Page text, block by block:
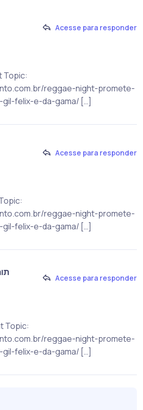
Acesse para responder
Topic:
reggae-night-promete-
felix-e-da-gama/ […]
Acesse para responder
reggae-night-promete-
felix-e-da-gama/ […]
Acesse para responder
Topic:
reggae-night-promete-
felix-e-da-gama/ […]